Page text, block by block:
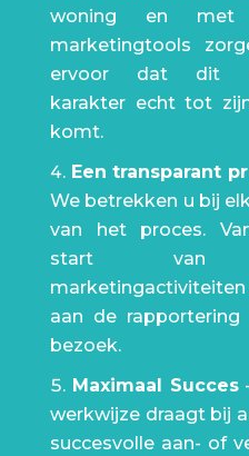
woning en met
marketingtools
ervoor dat dit
karakter echt tot
komt.
Een transparant
We betrekken u bij
van het proces.
start van
aan de rapportering
bezoek.
Maximaal Succes
werkwijze draagt bij
succesvolle aan- of